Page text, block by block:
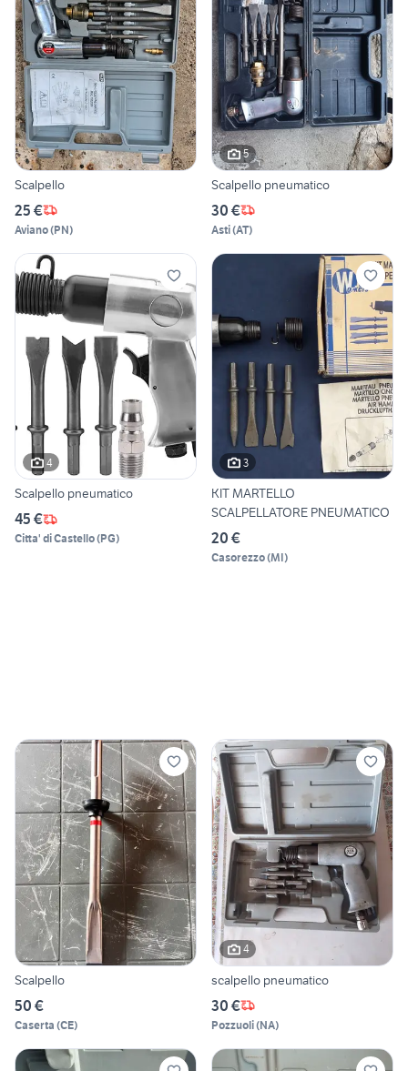
Scalpello
25 €
Aviano(PN)
5
Scalpello pneumatico
30 €
Asti(AT)
4
Scalpello pneumatico
45 €
Citta' di Castello(PG)
3
KIT MARTELLO
SCALPELLATORE PNEUMATICO
20 €
Casorezzo(MI)
Scalpello
50 €
Caserta (CE)
4
scalpello pneumatico
30 €
Pozzuoli(NA)